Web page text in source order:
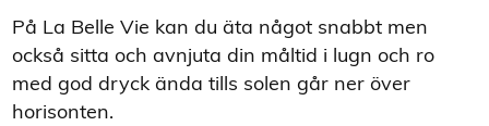
På La Belle Vie kan du äta något snabbt men
också sitta och avnjuta din måltid i lugn och ro
med god dryck ända tills solen går ner över
horisonten.